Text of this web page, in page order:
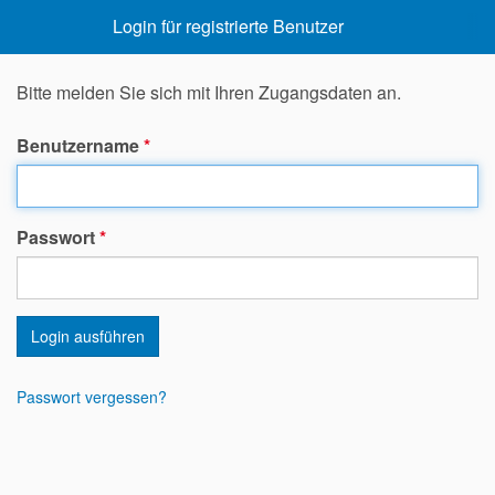
Login für registrierte Benutzer
Bitte melden Sie sich mit Ihren Zugangsdaten an.
Benutzername*
Passwort*
Login ausführen
Passwort vergessen?